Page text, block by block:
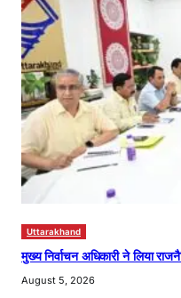
Uttarakhand
मुख्य निर्वाचन अधिकारी ने लिया
August 5, 2026